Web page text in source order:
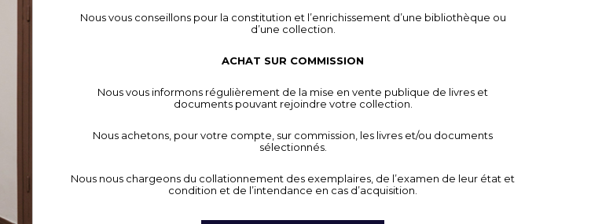
Nous vous conseillons pour la constitution et l’enrichissement d’une bibliothèque ou
d’une collection.
ACHAT SUR COMMISSION
Nous vous informons régulièrement de la mise en vente publique de livres et
documents pouvant rejoindre votre collection.
Nous achetons, pour votre compte, sur commission, les livres et/ou documents
sélectionnés.
Nous nous chargeons du collationnement des exemplaires, de l’examen de leur état et
condition et de l’intendance en cas d’acquisition.